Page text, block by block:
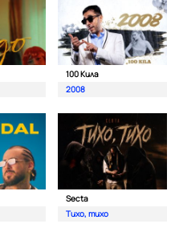
100 Кила
2008
Secta
Тихо, тихо